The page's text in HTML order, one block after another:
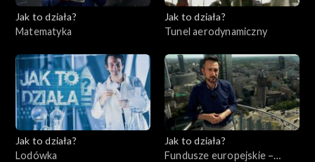
Jak to działa?
Matematyka
Jak to działa?
Tunel aerodynamiczny
Jak to działa?
Lodówka
Jak to działa?
Fundusze europejskie –